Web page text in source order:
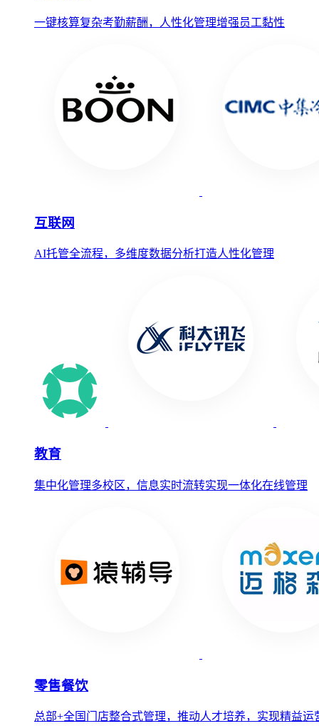
一键核算复杂考勤薪酬，人性化管理增强员工黏性
互联网
AI托管全流程，多维度数据分析打造人性化管理
教育
集中化管理多校区，信息实时流转实现一体化在线管理
零售餐饮
总部+全国门店整合式管理，推动人才培养，实现精益运